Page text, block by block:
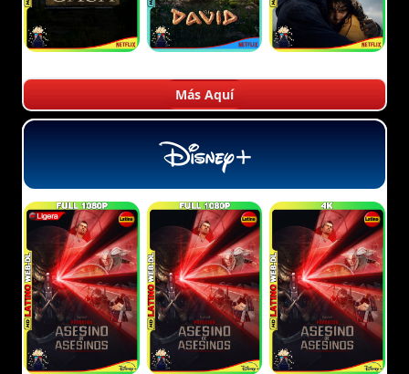
Más Aquí